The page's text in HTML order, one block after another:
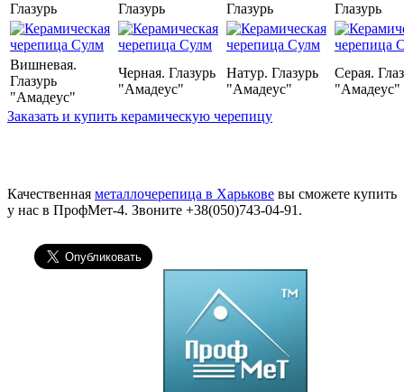
Глазурь
Глазурь
Глазурь
Глазурь
Вишневая.
Глазурь
"Амадеус"
Черная. Глазурь
"Амадеус"
Натур. Глазурь
"Амадеус"
Серая.
"Амадеус"
Заказать и купить керамическую черепицу
Качественная металлочерепица в Харькове вы сможете купить
у нас в ПрофМет-4. Звоните +38(050)743-04-91.